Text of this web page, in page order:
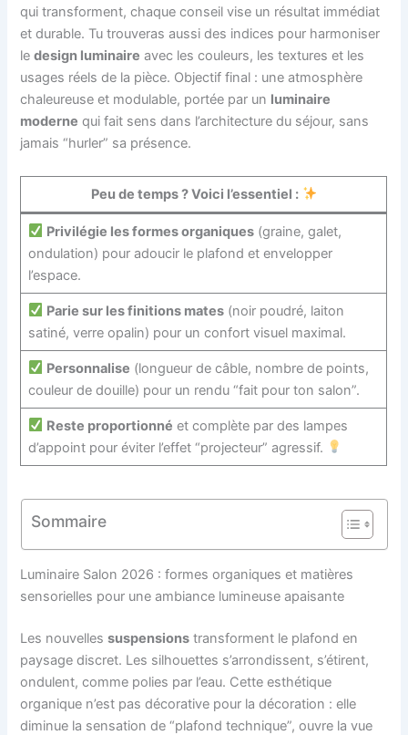
qui transforment, chaque conseil vise un résultat immédiat
et durable. Tu trouveras aussi des indices pour harmoniser
ledesign luminaire avec les couleurs, les textures et les
usages réels de la pièce. Objectif final : une atmosphère
chaleureuse et modulable, portée par un luminaire
moderne qui fait sens dans l’architecture du séjour, sans
jamais “hurler” sa présence.
Peu de temps ? Voici l’essentiel :
Privilégie les formes organiques (graine, galet,
ondulation) pour adoucir le plafond et envelopper
l’espace.
Parie sur les finitions mates (noir poudré, laiton
satiné, verre opalin) pour un confort visuel maximal.
Personnalise (longueur de câble, nombre de points,
couleur de douille) pour un rendu “fait pour ton salon”.
Reste proportionné et complète par des lampes
d’appoint pour éviter l’effet “projecteur” agressif.
Sommaire
Luminaire Salon 2026 : formes organiques et matières
sensorielles pour une ambiance lumineuse apaisante
Les nouvellessus­pensions transforment le plafond en
paysage discret. Les silhouettes s’arrondissent, s’étirent,
ondulent, comme polies par l’eau. Cette esthétique
organique n’est pas décorative pour la décoration : elle
diminue la sensation de “plafond technique”, ouvre la vue